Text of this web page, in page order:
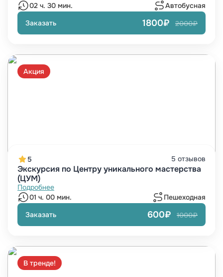
02 ч. 30 мин.
Автобусная
Заказать
1800₽ 2000₽
Акция
5 5 отзывов
Экскурсия по Центру уникального мастерства
(ЦУМ)
Подробнее
01 ч. 00 мин.
Пешеходная
Заказать
600₽ 1000₽
В тренде!